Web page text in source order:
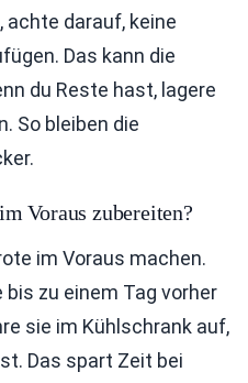
achte darauf, keine
Das kann die
du Reste hast, lagere
So bleiben die
Voraus zubereiten?
im Voraus machen.
zu einem Tag vorher
sie im Kühlschrank auf,
Das spart Zeit bei